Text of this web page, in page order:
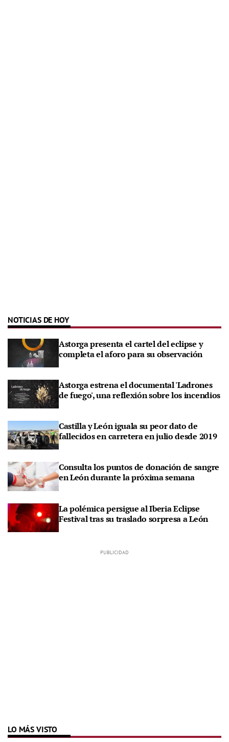
NOTICIAS DE HOY
Astorga presenta el cartel del eclipse y
completa el aforo para su observación
Astorga estrena el documental 'Ladrones
de fuego', una reflexión sobre los incendios
Castilla y León iguala su peor dato de
fallecidos en carretera en julio desde 2019
Consulta los puntos de donación de sangre
en León durante la próxima semana
La polémica persigue al Iberia Eclipse
Festival tras su traslado sorpresa a León
LO MÁS VISTO